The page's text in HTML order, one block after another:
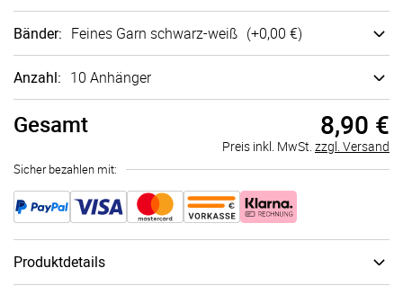
Bänder: Feines Garn schwarz-weiß (+0,00 €)
Anzahl: 10 Anhänger
Gesamt 8,90 €
Preis inkl. MwSt. zzgl. Versand
Sicher bezahlen mit:
Produktdetails